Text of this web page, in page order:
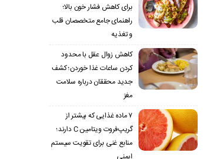
برای کاهش فشار خون بالا؛
راهنمای جامع متخصصان قلب
و تغذیه
کاهش زوال عقل با محدود
کردن ساعات غذا خوردن؛ کشف
جدید محققان درباره سلامت
مغز
۷ ماده غذایی که بیشتر از
گریپ‌فروت ویتامین C دارند؛
منابع غنی برای تقویت سیستم
ایمنی